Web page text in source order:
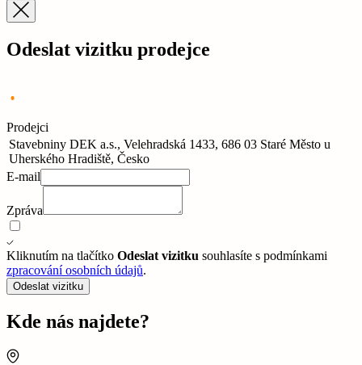
Odeslat vizitku prodejce
Prodejci
Stavebniny DEK a.s., Velehradská 1433, 686 03 Staré Město u
Uherského Hradiště, Česko
E-mail
Zpráva
Kliknutím na tlačítko Odeslat vizitku souhlasíte s podmínkami
zpracování osobních údajů.
Odeslat vizitku
Kde nás najdete?